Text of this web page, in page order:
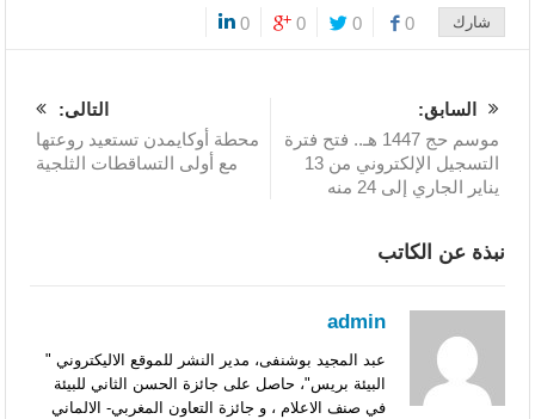
شارك 0
0
0
0
السابق:
موسم حج 1447 هـ.. فتح فترة
التسجيل الإلكتروني من 13
يناير الجاري إلى 24 منه
التالى:
محطة أوكايمدن تستعيد روعتها
مع أولى التساقطات الثلجية
نبذة عن الكاتب
admin
عبد المجيد بوشنفى، مدير النشر للموقع الاليكتروني "
البيئة بريس"، حاصل على جائزة الحسن الثاني للبيئة
في صنف الاعلام ، و جائزة التعاون المغربي- الالماني